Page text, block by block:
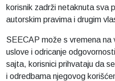
korisnik zadrži netaknuta sva
autorskim pravima i drugim
SEECAP može s vremena
uslove i odricanje
sajta, korisnici prihvataju da
i odredbama njegovog